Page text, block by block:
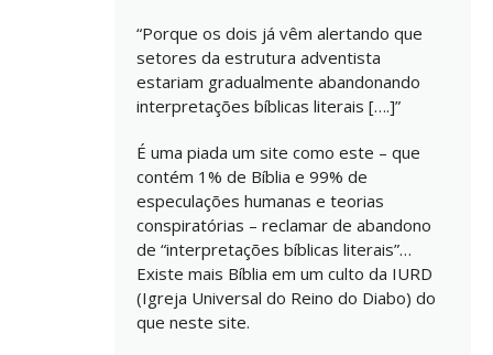
“Porque os dois já vêm alertando que
setores da estrutura adventista
estariam gradualmente abandonando
interpretações bíblicas literais [….]”
É uma piada um site como este – que
contém 1% de Bíblia e 99% de
especulações humanas e teorias
conspiratórias – reclamar de abandono
de “interpretações bíblicas literais”…
Existe mais Bíblia em um culto da IURD
(Igreja Universal do Reino do Diabo) do
que neste site.